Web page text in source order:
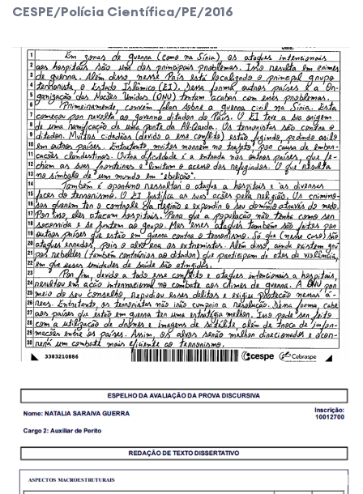
CESPE/Polícia Científica/PE/2016